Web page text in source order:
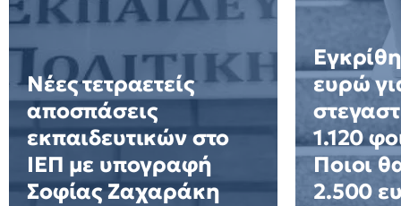
Νέες τετραετείς
αποσπάσεις
εκπαιδευτικών στο
ΙΕΠ με υπογραφή
Σοφίας Ζαχαράκη
ευρώ
1.120
Ποιοι
2.500